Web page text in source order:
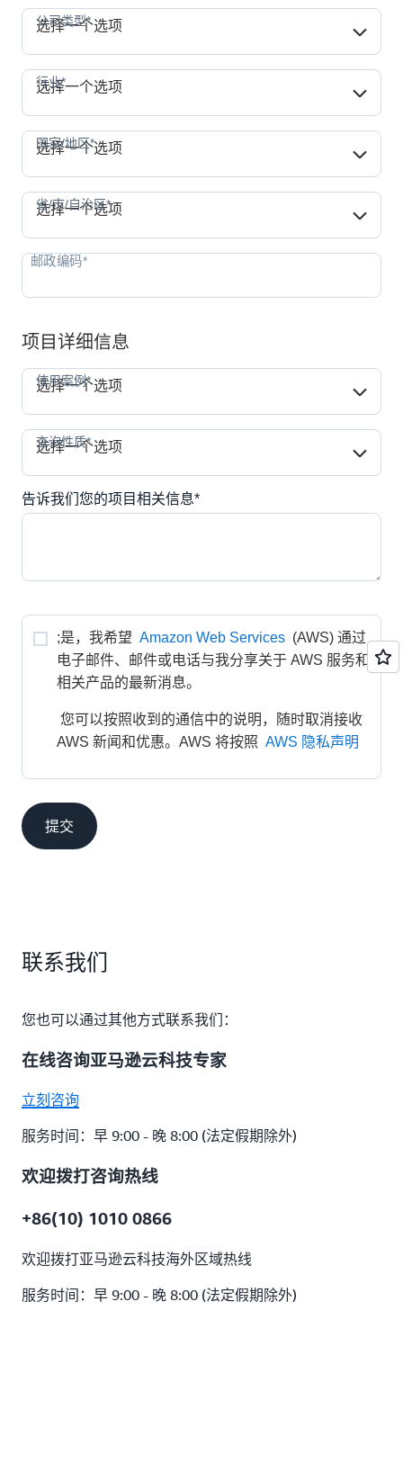
公司类型*
选择一个选项
行业*
选择一个选项
国家/地区*
选择一个选项
省/市/自治区*
选择一个选项
项目详细信息
使用案例*
选择一个选项
查询性质*
选择一个选项
告诉我们您的项目相关信息*
;是，我希望 Amazon Web Services (AWS) 通过
电子邮件、邮件或电话与我分享关于 AWS 服务和
相关产品的最新消息。
AWS 新闻和优惠。AWS 将按照 AWS 隐私声明
提交
联系我们
您也可以通过其他方式联系我们：
在线咨询亚马逊云科技专家
立刻咨询
服务时间：早 9:00 - 晚 8:00 (法定假期除外)
欢迎拨打咨询热线
+86(10) 1010 0866
欢迎拨打亚马逊云科技海外区域热线
服务时间：早 9:00 - 晚 8:00 (法定假期除外)